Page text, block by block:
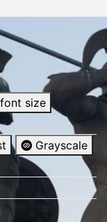
size
Grayscale